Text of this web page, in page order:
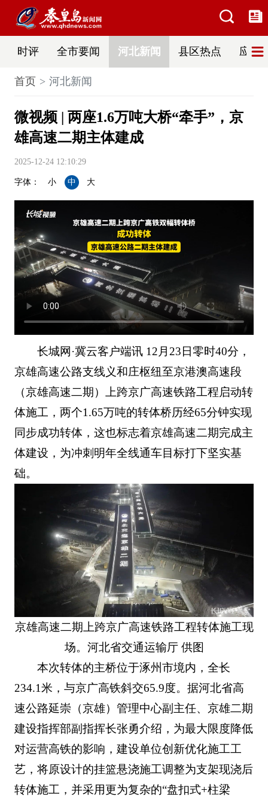
时评 全市要闻 河北新闻 县区热点 应急
首页 河北新闻
微视频 | 两座1.6万吨大桥“牵手”，京
雄高速二期主体建成
2025-12-24 12:10:29
字体： 小 中 大
长城网·冀云客户端讯 12月23日零时40分，
京雄高速公路支线义和庄枢纽至京港澳高速段
（京雄高速二期）上跨京广高速铁路工程启动转
体施工，两个1.65万吨的转体桥历经65分钟实现
同步成功转体，这也标志着京雄高速二期完成主
体建设，为冲刺明年全线通车目标打下坚实基
础。
京雄高速二期上跨京广高速铁路工程转体施工现
场。河北省交通运输厅 供图
本次转体的主桥位于涿州市境内，全长
234.1米，与京广高铁斜交65.9度。据河北省高
速公路延崇（京雄）管理中心副主任、京雄二期
建设指挥部副指挥长张勇介绍，为最大限度降低
对运营高铁的影响，建设单位创新优化施工工
艺，将原设计的挂篮悬浇施工调整为支架现浇后
转体施工，并采用更为复杂的“盘扣式+柱梁